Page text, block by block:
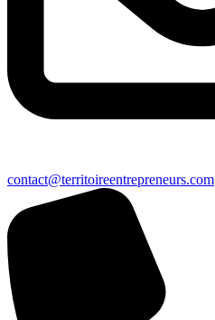
contact@territoireentrepreneurs.com